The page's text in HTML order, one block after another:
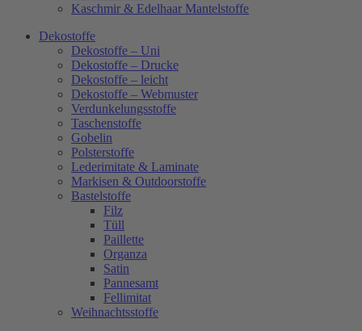
Kaschmir & Edelhaar Mantelstoffe
Dekostoffe
Dekostoffe – Uni
Dekostoffe – Drucke
Dekostoffe – leicht
Dekostoffe – Webmuster
Verdunkelungsstoffe
Taschenstoffe
Gobelin
Polsterstoffe
Lederimitate & Laminate
Markisen & Outdoorstoffe
Bastelstoffe
Filz
Tüll
Paillette
Organza
Satin
Pannesamt
Fellimitat
Weihnachtsstoffe